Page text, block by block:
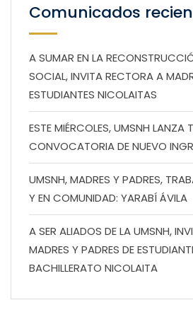
Comunicados
A SUMAR EN LA
SOCIAL, INVITA RECTORA A
ESTUDIANTES NICOLAITAS
ESTE MIÉRCOLES, UMSNH LANZA
CONVOCATORIA DE NUEVO
UMSNH, MADRES Y PADRES,
Y EN COMUNIDAD: YARABÍ ÁVILA
A SER ALIADOS DE LA UMSNH,
MADRES Y PADRES DE
BACHILLERATO NICOLAITA